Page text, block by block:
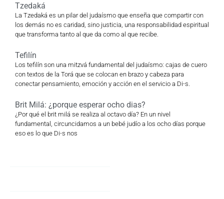
Tzedaká
La Tzedaká es un pilar del judaísmo que enseña que compartir con
los demás no es caridad, sino justicia, una responsabilidad espiritual
que transforma tanto al que da como al que recibe.
Tefilín
Los tefilín son una mitzvá fundamental del judaísmo: cajas de cuero
con textos de la Torá que se colocan en brazo y cabeza para
conectar pensamiento, emoción y acción en el servicio a Di-s.
Brit Milá: ¿porque esperar ocho dias?
¿Por qué el brit milá se realiza al octavo día? En un nivel
fundamental, circuncidamos a un bebé judío a los ocho días porque
eso es lo que Di-s nos